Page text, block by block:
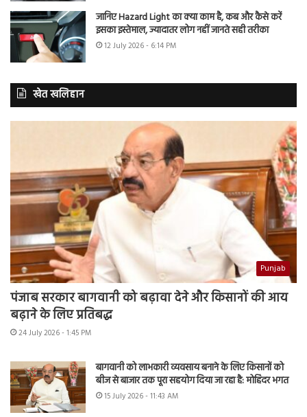
जानिए Hazard Light का क्या काम है, कब और कैसे करें
इसका इस्तेमाल, ज्यादातर लोग नहीं जानते सही तरीका
12 July 2026 - 6:14 PM
खेत खलिहान
Punjab
पंजाब सरकार बागवानी को बढ़ावा देने और किसानों की आय
बढ़ाने के लिए प्रतिबद्ध
24 July 2026 - 1:45 PM
बागवानी को लाभकारी व्यवसाय बनाने के लिए किसानों को
बीज से बाजार तक पूरा सहयोग दिया जा रहा है: मोहिंदर भगत
15 July 2026 - 11:43 AM